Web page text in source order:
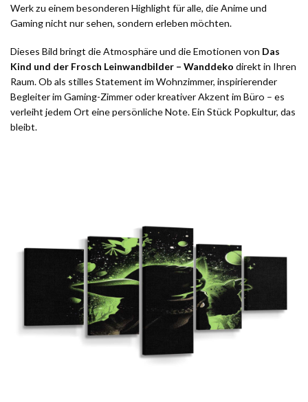
Werk zu einem besonderen Highlight für alle, die Anime und
Gaming nicht nur sehen, sondern erleben möchten.
Dieses Bild bringt die Atmosphäre und die Emotionen von Das
Kind und der Frosch Leinwandbilder – Wanddeko direkt in Ihren
Raum. Ob als stilles Statement im Wohnzimmer, inspirierender
Begleiter im Gaming-Zimmer oder kreativer Akzent im Büro – es
verleiht jedem Ort eine persönliche Note. Ein Stück Popkultur, das
bleibt.